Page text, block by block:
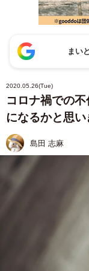
まい
2020.05.26(Tue)
コロナ禍での
になるかと思
島田 志麻